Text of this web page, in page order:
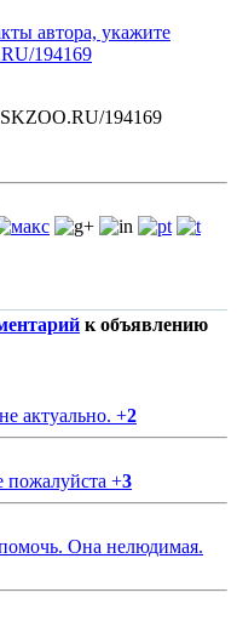
автора, укажите
194169
194169
к объявлению
актуально. +2
пожалуйста +3
Она нелюдимая.